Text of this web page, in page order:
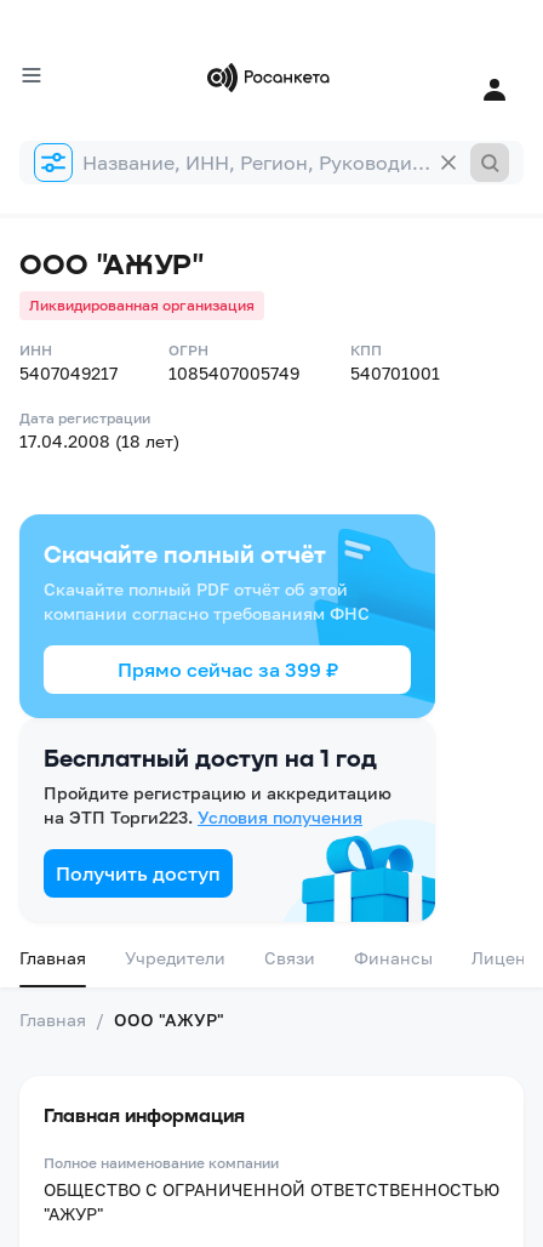
Форма
поиска
ООО "АЖУР"
Ликвидированная организация
ИНН
5407049217
ОГРН
1085407005749
КПП
540701001
Дата регистрации
17.04.2008 (18 лет)
Бесплатный доступ на 1 год
Пройдите регистрацию и аккредитацию
на ЭТП Торги223. Условия получения
Получить доступ
Скачайте полный отчёт
Скачайте полный PDF отчёт об этой
компании согласно требованиям ФНС
Прямо сейчас за 399 ₽
Главная Учредители Связи Финансы
Главная / ООО "АЖУР"
Главная информация
Полное наименование компании
ОБЩЕСТВО С ОГРАНИЧЕННОЙ ОТВЕТСТВЕННОСТЬЮ
"АЖУР"